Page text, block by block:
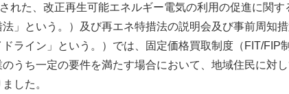
れた、改正再生可能エネルギー電気の利用の促進に関す
法」という。）及び再エネ特措法の説明会及び事前周知
ライン」という。）では、固定価格買取制度（FIT/FIP
うち一定の要件を満たす場合において、地域住民に対
した。